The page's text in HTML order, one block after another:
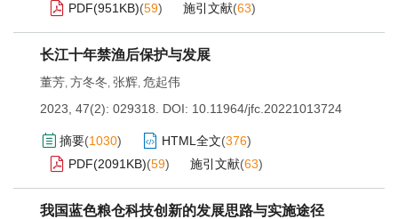
PDF(951KB)(59) 施引文献(63)
长江十年禁渔后保护与发展
董芳, 方冬冬, 张辉, 危起伟
2023, 47(2): 029318.
DOI: 10.11964/jfc.20221013724
摘要(1030) HTML全文(376)
PDF(2091KB)(59) 施引文献(63)
我国蓝色粮仓科技创新的发展思路与实施途径